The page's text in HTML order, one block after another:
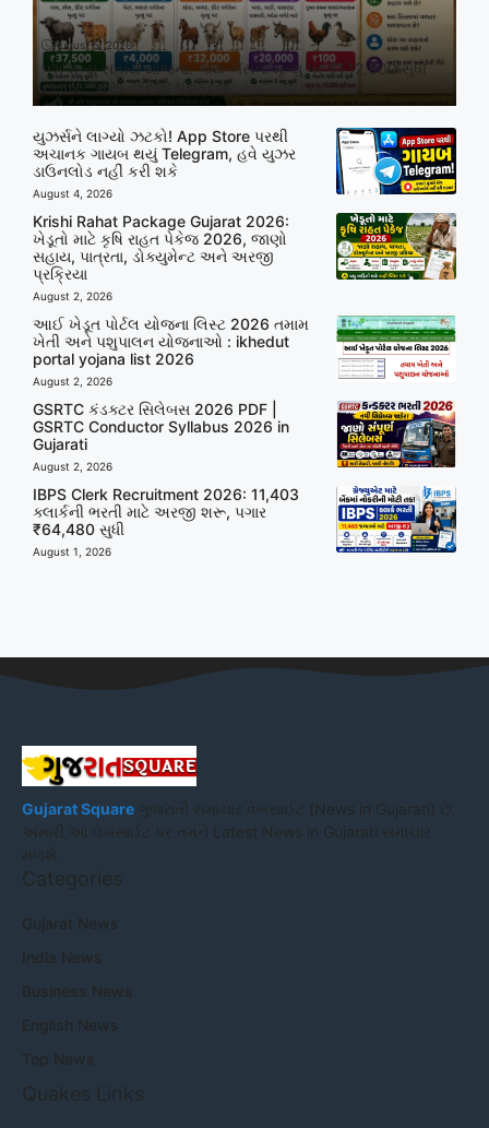
August 5, 2026
પશુ મૃત્યુ સહાય યોજના: ગાય-ભેંસના મૃત્યુ પર ₹1,12,500 સુધી
સહાય, જાણો અરજી પ્રક્રિયા
યુઝર્સને લાગ્યો ઝટકો! App Store પરથી
અચાનક ગાયબ થયું Telegram, હવે યુઝર
ડાઉનલોડ નહીં કરી શકે
August 4, 2026
Krishi Rahat Package Gujarat 2026:
ખેડૂતો માટે કૃષિ રાહત પેકેજ 2026, જાણો
સહાય, પાત્રતા, ડોક્યુમેન્ટ અને અરજી
પ્રક્રિયા
August 2, 2026
આઈ ખેડૂત પોર્ટલ યોજના લિસ્ટ 2026 તમામ
ખેતી અને પશુપાલન યોજનાઓ : ikhedut
portal yojana list 2026
August 2, 2026
GSRTC કંડક્ટર સિલેબસ 2026 PDF |
GSRTC Conductor Syllabus 2026 in
Gujarati
August 2, 2026
IBPS Clerk Recruitment 2026: 11,403
ક્લાર્કની ભરતી માટે અરજી શરૂ, પગાર
₹64,480 સુધી
August 1, 2026
Gujarat Square ગુજરાતી સમાચાર વેબસાઈટ (News in Gujarati) છે.
અમારી આ વેબસાઈટ પર તમને Latest News in Gujarati સમાચાર
મળશે.
Categories
Gujarat News
India News
Business News
English News
Top News
Quakes Links